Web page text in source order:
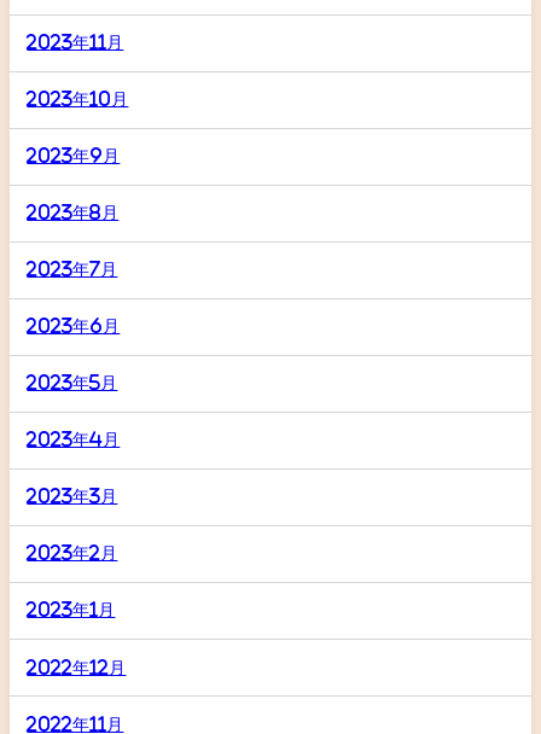
2023年11月
2023年10月
2023年9月
2023年8月
2023年7月
2023年6月
2023年5月
2023年4月
2023年3月
2023年2月
2023年1月
2022年12月
2022年11月